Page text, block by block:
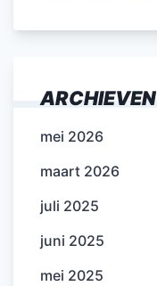
ARCHIEVEN
mei 2026
maart 2026
juli 2025
juni 2025
mei 2025